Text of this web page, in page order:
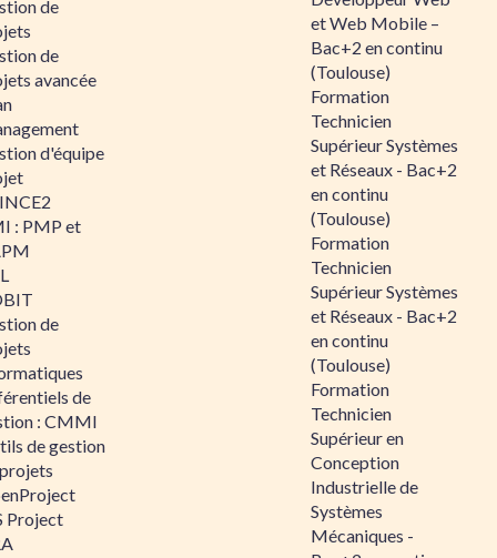
de
de
avancée
d'équipe
: PMP et
de
de
: CMMI
de gestion
Project
et Web Mobile –
Bac+2 en continu
(Toulouse)
Formation
Technicien
Supérieur Systèmes
et Réseaux - Bac+2
en continu
(Toulouse)
Formation
Technicien
Supérieur Systèmes
et Réseaux - Bac+2
en continu
(Toulouse)
Formation
Technicien
Supérieur en
Conception
Industrielle de
Systèmes
Mécaniques -